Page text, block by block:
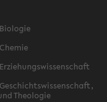
Theologie